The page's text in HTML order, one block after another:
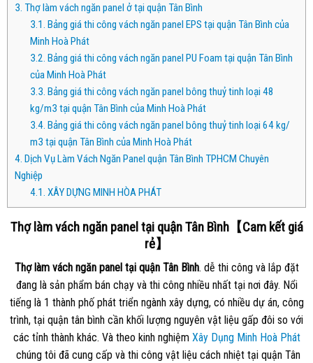
3. Thợ làm vách ngăn panel ở tại quận Tân Bình
3.1. Bảng giá thi công vách ngăn panel EPS tại quận Tân Bình của
Minh Hoà Phát
3.2. Bảng giá thi công vách ngăn panel PU Foam tại quận Tân Bình
của Minh Hoà Phát
3.3. Bảng giá thi công vách ngăn panel bông thuỷ tinh loại 48
kg/m3 tại quận Tân Bình của Minh Hoà Phát
3.4. Bảng giá thi công vách ngăn panel bông thuỷ tinh loại 64 kg/
m3 tại quận Tân Bình của Minh Hoà Phát
4. Dịch Vụ Làm Vách Ngăn Panel quận Tân Bình TPHCM Chuyên
Nghiệp
4.1. XÂY DỰNG MINH HÒA PHÁT
Thợ làm vách ngăn panel tại quận Tân Bình【Cam kết giá
rẻ】
Thợ làm vách ngăn panel tại quận Tân Bình. dễ thi công và lắp đặt
đang là sản phẩm bán chạy và thi công nhiều nhất tại nơi đây. Nổi
tiếng là 1 thành phố phát triển ngành xây dựng, có nhiều dự án, công
trình, tại quận tân bình cần khối lượng nguyên vật liệu gấp đôi so với
các tỉnh thành khác. Và theo kinh nghiệm Xây Dụng Minh Hoà Phát
chúng tôi đã cung cấp và thi công vật liệu cách nhiệt tại quận Tân